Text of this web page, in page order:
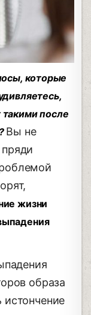
которые
после
Вы не
жизни
образа